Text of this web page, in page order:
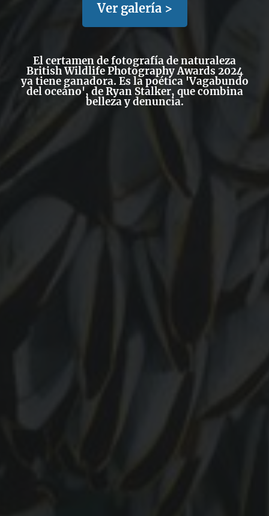
Ver galería >
El certamen de fotografía de naturaleza
British Wildlife Photography Awards2024
ya tiene ganadora. Es la poética 'Vagabundo
del oceáno', de Ryan Stalker, que combina
belleza y denuncia.